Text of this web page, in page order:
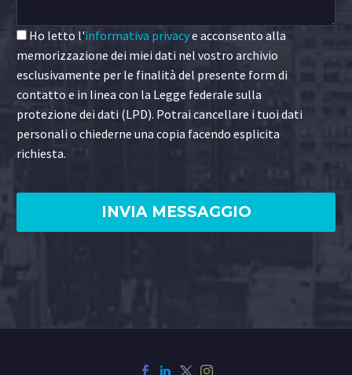
Ho letto l'informativa privacye acconsento alla
memorizzazione dei miei dati nel vostro archivio
esclusivamente per le finalità del presente form di
contatto e in linea con la Legge federale sulla
protezione dei dati (LPD). Potrai cancellare i tuoi dati
personali o chiederne una copia facendo esplicita
richiesta.